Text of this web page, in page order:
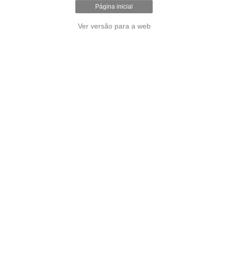
Página inicial
Ver versão para a web